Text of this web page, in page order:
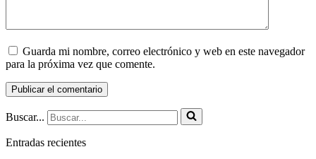
Guarda mi nombre, correo electrónico y web en este navegador
para la próxima vez que comente.
Buscar...
Entradas recientes